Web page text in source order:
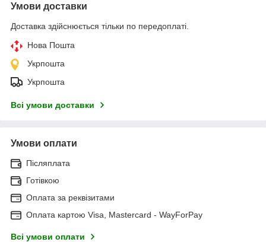
Умови доставки
Доставка здійснюється тільки по передоплаті.
Нова Пошта
Укрпошта
Укрпошта
Всі умови доставки
Умови оплати
Післяплата
Готівкою
Оплата за реквізитами
Оплата картою Visa, Mastercard - WayForPay
Всі умови оплати